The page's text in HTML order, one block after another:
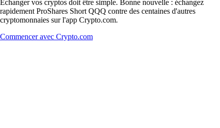
Échanger vos cryptos doit être simple. Bonne nouvelle : échangez
rapidement ProShares Short QQQ contre des centaines d'autres
cryptomonnaies sur l'app Crypto.com.
Commencer avec Crypto.com